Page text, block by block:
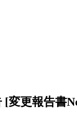
変更報告書